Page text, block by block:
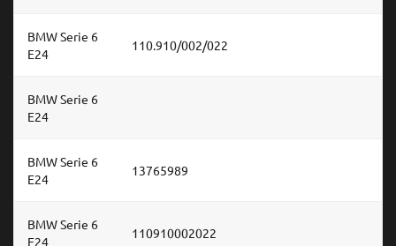
BMW Serie 6
E24
110.910/002/022
BMW Serie 6
E24
BMW Serie 6
E24
13765989
BMW Serie 6
E24
110910002022